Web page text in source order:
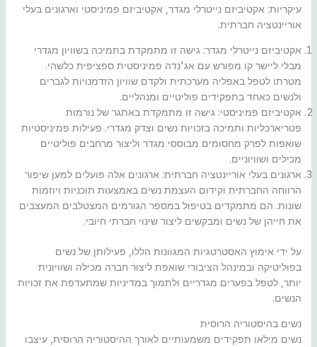
עיקריות: אקטיביזם נייטרלי מגדר, אקטיביזם פמיניסטי וארגונים בעלי
אוריינטציה חברתית.
אקטיביזם נייטרלי מגדר: גישה זו מתמקדת בתמיכה בשוויון מגדרי
מבלי ליישר קו מפורש עם אג'נדה פמיניסטית ספציפית כלשהי.
מטרתו לטפל באפליה מערכתית ולקדם שוויון הזדמנויות לגברים
ולנשים כאחד בתפקידים פוליטיים ומנהליים.
אקטיביזם פמיניסטי: גישה זו מתמקדת באתגר של נורמות
פטריארכליות ותמיכה בזכויות נשים וצדק מגדרי. פעילות פמיניסטיות
שואפות לפרק מחסומים מבוססי מגדר וליצור מרחבים פוליטיים
מכילים ושוויוניים.
ארגונים בעלי אוריינטציה חברתית: ארגונים אלה פועלים למען שיפור
הרווחה החברתית וקידום העצמת נשים באמצעות תוכניות ויוזמות
שונות. הם מתמקדים בטיפול במספר הגורמים המצטלבים המעצבים
את חייהן של נשים ומבקשים ליצור שינוי חברתי חיובי.
על ידי אימוץ האסטרטגיות המגוונות הללו, פעילותן של נשים
בפוליטיקה ובמינהל הציבורי שואפת ליצור חברה מכילה ושוויונית
יותר, לטפל בפערים מגדריים ולתמוך במדיניות שמתעדפת את זכויות
הנשים.
נשים בהיסטוריה הרוסית
נשים מילאו תפקידים משמעותיים לאורך ההיסטוריה הרוסית, עיצבו